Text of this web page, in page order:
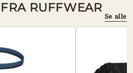
RUFFWEAR
Se alle